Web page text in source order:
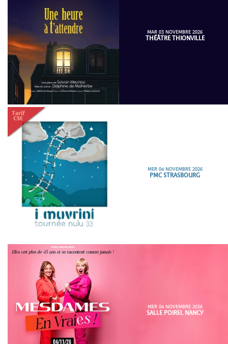
MAR 03 NOVEMBRE 2026
THÉÂTRE THIONVILLE
MER 04 NOVEMBRE 2026
PMC STRASBOURG
MER 04 NOVEMBRE 2026
SALLE POIREL NANCY